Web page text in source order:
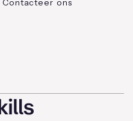
Contacteer ons